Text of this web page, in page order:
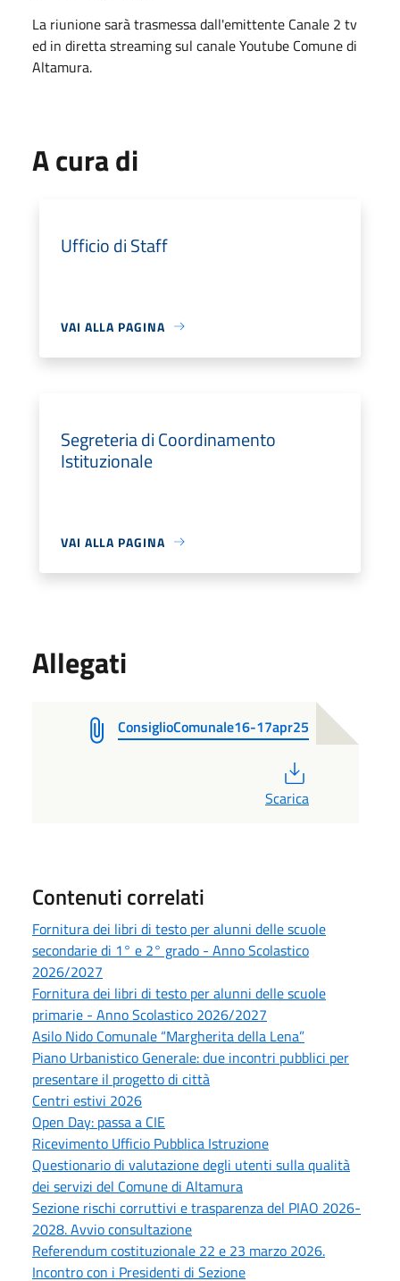
La riunione sarà trasmessa dall'emittente Canale 2 tv
ed in diretta streaming sul canale Youtube Comune di
Altamura.
A cura di
Ufficio di Staff
VAI ALLA PAGINA
Segreteria di Coordinamento
Istituzionale
VAI ALLA PAGINA
Allegati
ConsiglioComunale16-17apr25
Scarica
Contenuti correlati
Fornitura dei libri di testo per alunni delle scuole
secondarie di 1° e 2° grado - Anno Scolastico
2026/2027
Fornitura dei libri di testo per alunni delle scuole
primarie - Anno Scolastico 2026/2027
Asilo Nido Comunale “Margherita della Lena”
Piano Urbanistico Generale: due incontri pubblici per
presentare il progetto di città
Centri estivi 2026
Open Day: passa a CIE
Ricevimento Ufficio Pubblica Istruzione
Questionario di valutazione degli utenti sulla qualità
dei servizi del Comune di Altamura
Sezione rischi corruttivi e trasparenza del PIAO 2026-
2028. Avvio consultazione
Referendum costituzionale 22 e 23 marzo 2026.
Incontro con i Presidenti di Sezione